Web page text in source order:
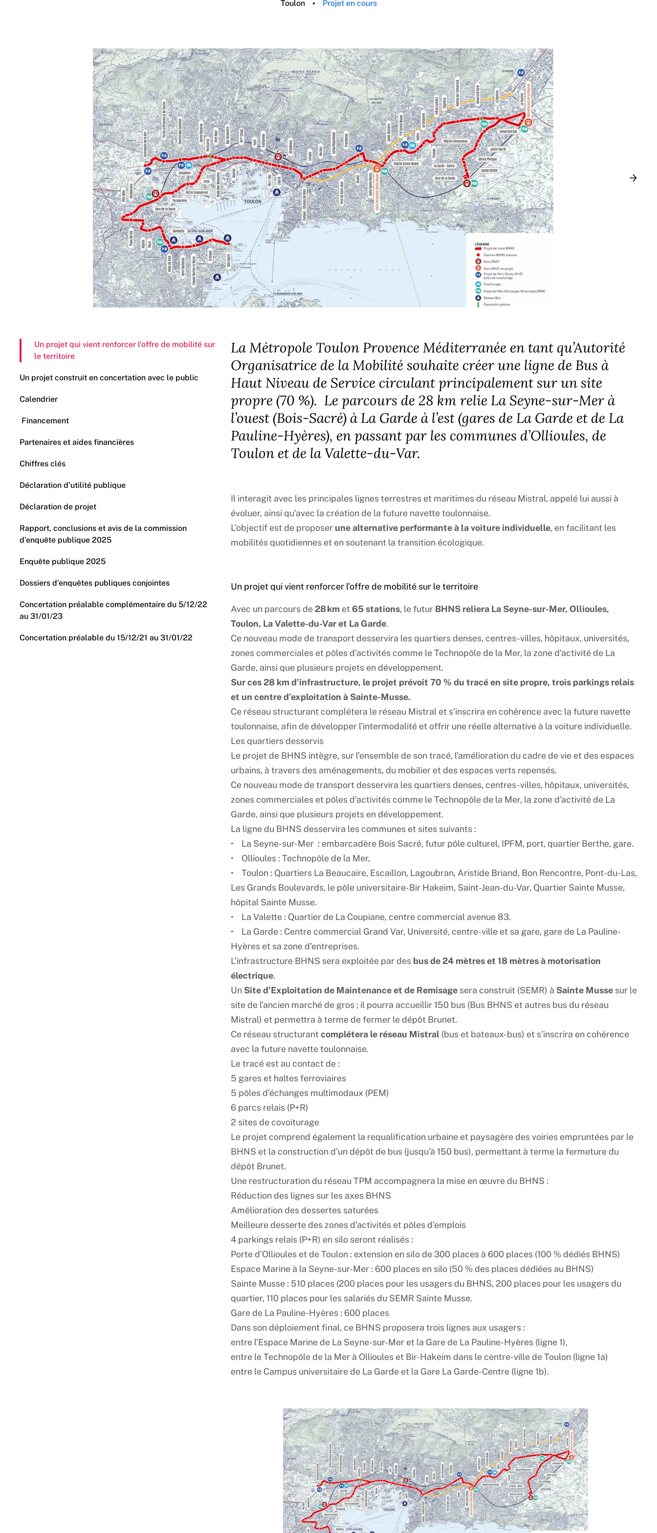
Toulon Projet en cours
Un projet qui vient renforcer l’offre de mobilité sur
le territoire
Un projet construit en concertation avec le public
Calendrier
Financement
Partenaires et aides financières
Chiffres clés
Déclaration d’utilité publique
Déclaration de projet
Rapport, conclusions et avis de la commission
d’enquête publique 2025
Enquête publique 2025
Dossiers d’enquêtes publiques conjointes
Concertation préalable complémentaire du 5/12/22
au 31/01/23
Concertation préalable du 15/12/21 au 31/01/22
La Métropole Toulon Provence Méditerranée en tant qu’Autorité
Organisatrice de la Mobilité souhaite créer une ligne de Bus à
Haut Niveau de Service circulant principalement sur un site
propre (70 %). Le parcours de 28 km relie La Seyne-sur-Mer à
l’ouest (Bois-Sacré) à La Garde à l’est (gares de La Garde et de La
Pauline-Hyères), en passant par les communes d’Ollioules, de
Toulon et de la Valette-du-Var.
Il interagit avec les principales lignes terrestres et maritimes du réseau Mistral, appelé lui aussi à
évoluer, ainsi qu’avec la création de la future navette toulonnaise.
L’objectif est de proposer une alternative performante à la voiture individuelle, en facilitant les
mobilités quotidiennes et en soutenant la transition écologique.
Un projet qui vient renforcer l’offre de mobilité sur le territoire
Avec un parcours de 28 km et 65 stations, le futur BHNS reliera La Seyne-sur-Mer, Ollioules,
Toulon, La Valette-du-Var et La Garde.
Ce nouveau mode de transport desservira les quartiers denses, centres-villes, hôpitaux, universités,
zones commerciales et pôles d’activités comme le Technopôle de la Mer, la zone d’activité de La
Garde, ainsi que plusieurs projets en développement.
Sur ces 28 km d’infrastructure, le projet prévoit 70 % du tracé en site propre, trois parkings relais
et un centre d’exploitation à Sainte-Musse.
Ce réseau structurant complétera le réseau Mistral et s’inscrira en cohérence avec la future navette
toulonnaise, afin de développer l’intermodalité et offrir une réelle alternative à la voiture individuelle.
Les quartiers desservis
Le projet de BHNS intègre, sur l’ensemble de son tracé, l’amélioration du cadre de vie et des espaces
urbains, à travers des aménagements, du mobilier et des espaces verts repensés.
Ce nouveau mode de transport desservira les quartiers denses, centres-villes, hôpitaux, universités,
zones commerciales et pôles d’activités comme le Technopôle de la Mer, la zone d’activité de La
Garde, ainsi que plusieurs projets en développement.
La ligne du BHNS desservira les communes et sites suivants :
• La Seyne-sur-Mer : embarcadère Bois Sacré, futur pôle culturel, IPFM, port, quartier Berthe, gare.
• Ollioules : Technopôle de la Mer,
• Toulon : Quartiers La Beaucaire, Escaillon, Lagoubran, Aristide Briand, Bon Rencontre, Pont-du-Las,
Les Grands Boulevards, le pôle universitaire-Bir Hakeim, Saint-Jean-du-Var, Quartier Sainte Musse,
hôpital Sainte Musse.
• La Valette : Quartier de La Coupiane, centre commercial avenue 83.
• La Garde : Centre commercial Grand Var, Université, centre-ville et sa gare, gare de La Pauline-
Hyères et sa zone d'entreprises.
L’infrastructure BHNS sera exploitée par des bus de 24 mètres et 18 mètres à motorisation
électrique.
Un Site d’Exploitation de Maintenance et de Remisage sera construit (SEMR) à Sainte Musse sur le
site de l’ancien marché de gros ; il pourra accueillir 150 bus (Bus BHNS et autres bus du réseau
Mistral) et permettra à terme de fermer le dépôt Brunet.
Ce réseau structurant complétera le réseau Mistral (bus et bateaux-bus) et s’inscrira en cohérence
avec la future navette toulonnaise.
Le tracé est au contact de :
5 gares et haltes ferroviaires
5 pôles d’échanges multimodaux (PEM)
6 parcs relais (P+R)
2 sites de covoiturage
Le projet comprend également la requalification urbaine et paysagère des voiries empruntées par le
BHNS et la construction d’un dépôt de bus (jusqu’à 150 bus), permettant à terme la fermeture du
dépôt Brunet.
Une restructuration du réseau TPM accompagnera la mise en œuvre du BHNS :
Réduction des lignes sur les axes BHNS
Amélioration des dessertes saturées
Meilleure desserte des zones d’activités et pôles d’emplois
4 parkings relais (P+R) en silo seront réalisés :
Porte d’Ollioules et de Toulon : extension en silo de 300 places à 600 places (100 % dédiés BHNS)
Espace Marine à la Seyne-sur-Mer : 600 places en silo (50 % des places dédiées au BHNS)
Sainte Musse : 510 places (200 places pour les usagers du BHNS, 200 places pour les usagers du
quartier, 110 places pour les salariés du SEMR Sainte Musse.
Gare de La Pauline-Hyères : 600 places
Dans son déploiement final, ce BHNS proposera trois lignes aux usagers :
entre l’Espace Marine de La Seyne-sur-Mer et la Gare de La Pauline-Hyères (ligne 1),
entre le Technopôle de la Mer à Ollioules et Bir-Hakeim dans le centre-ville de Toulon (ligne 1a)
entre le Campus universitaire de La Garde et la Gare La Garde-Centre (ligne 1b).